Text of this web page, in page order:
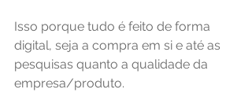
Isso porque tudo é feito de forma
digital, seja a compra em si e até as
pesquisas quanto a qualidade da
empresa/produto.